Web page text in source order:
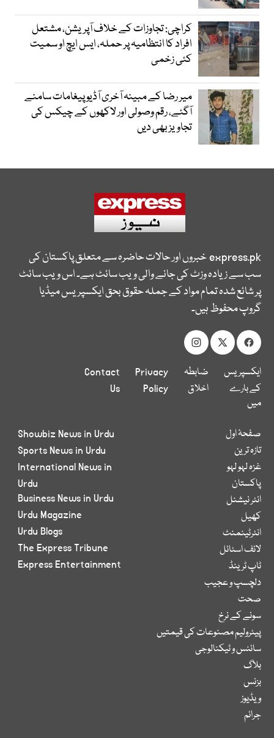
کراچی: تجاوزات کے خلاف آپریشن، مشتعل
افراد کا انتظامیہ پر حملہ، ایس ایچ او سمیت
کئی زخمی
میر رضا کے مبینہ آخری آڈیو پیغامات سامنے
آگئے، رقم وصولی اور لاکھوں کے چیکس کی
تجاویز بھی دیں
express.pkخبروں اور حالات حاضرہ سے متعلق پاکستان کی
سب سے زیادہ وزٹ کی جانے والی ویب سائٹ ہے۔ اس ویب سائٹ
پر شائع شدہ تمام مواد کے جملہ حقوق بحق ایکسپریس میڈیا
گروپ محفوظ ہیں۔
ایکسپریس
کے بارے
میں
ضابطہ
اخلاق
Privacy
Policy
Contact
Us
صفحۂ اول
تازہ ترین
غزہ لہو لہو
پاکستان
انٹر نیشنل
کھیل
انٹرٹینمنٹ
لائف اسٹائل
ٹاپ ٹرینڈ
دلچسپ و عجیب
صحت
سونے کے نرخ
پیٹرولیم مصنوعات کی قیمتیں
سائنس و ٹیکنالوجی
بلاگ
بزنس
ویڈیوز
جرائم
Showbiz News in Urdu
Sports News in Urdu
International News in
Urdu
Business News in Urdu
Urdu Magazine
Urdu Blogs
The Express Tribune
Express Entertainment